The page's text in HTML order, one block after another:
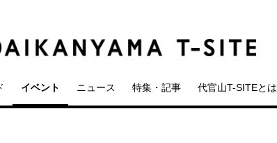
イベント ニュース 特集・記事 代官山T-SITEとは